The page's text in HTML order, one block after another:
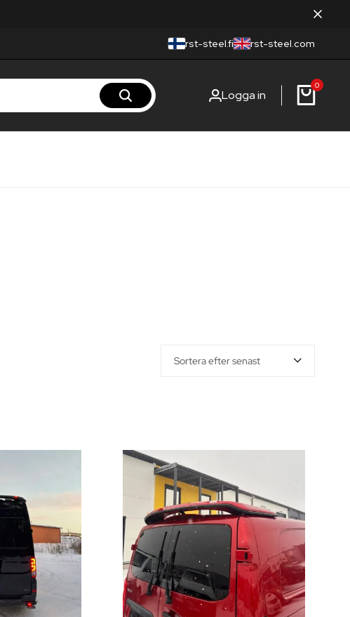
rst-steel.fi rst-steel.com
Logga in
0
Sortera efter senast